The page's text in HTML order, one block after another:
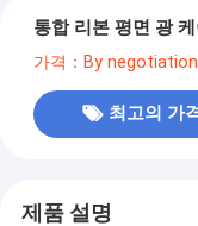
통합 리본 평면 광
가격：By negotiation
최고의 가
제품 설명